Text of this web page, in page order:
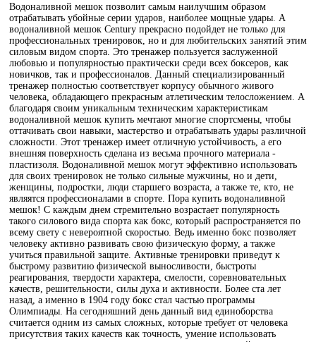
Водоналивной мешок позволит самым наилучшим образом
отрабатывать убойные серии ударов, наиболее мощные удары. А
водоналивной мешок Сentury прекрасно подойдет не только для
профессиональных тренировок, но и для любительских занятий этим
силовым видом спорта. Это тренажер пользуется заслуженной
любовью и популярностью практически среди всех боксеров, как
новичков, так и профессионалов. Данный специализированный
тренажер полностью соответствует корпусу обычного живого
человека, обладающего прекрасным атлетическим телосложением. А
благодаря своим уникальным техническим характеристикам
водоналивной мешок купить мечтают многие спортсмены, чтобы
оттачивать свои навыки, мастерство и отрабатывать удары различной
сложности. Этот тренажер имеет отличную устойчивость, а его
внешняя поверхность сделана из весьма прочного материала -
пластизоля. Водоналивной мешок могут эффективно использовать
для своих тренировок не только сильные мужчины, но и дети,
женщины, подростки, люди старшего возраста, а также те, кто, не
являятся профессионалами в спорте. Пора купить водоналивной
мешок! С каждым днем стремительно возрастает популярность
такого силового вида спорта как бокс, который распространяется по
всему свету с невероятной скоростью. Ведь именно бокс позволяет
человеку активно развивать свою физическую форму, а также
учиться правильной защите. Активные тренировки приведут к
быстрому развитию физической выносливости, быстроты
реагирования, твердости характера, смелости, соревновательных
качеств, решительности, силы духа и активности. Более ста лет
назад, а именно в 1904 году бокс стал частью программы
Олимпиады. На сегодняшний день данный вид единоборства
считается одним из самых сложных, которые требует от человека
присутствия таких качеств как точность, умение использовать